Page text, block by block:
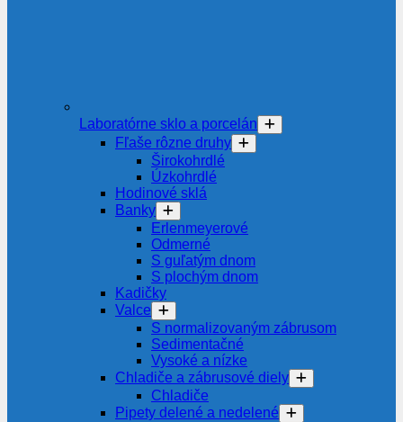
Laboratórne sklo a porcelán
Fľaše rôzne druhy
Širokohrdlé
Úzkohrdlé
Hodinové sklá
Banky
Erlenmeyerové
Odmerné
S guľatým dnom
S plochým dnom
Kadičky
Valce
S normalizovaným zábrusom
Sedimentačné
Vysoké a nízke
Chladiče a zábrusové diely
Chladiče
Pipety delené a nedelené